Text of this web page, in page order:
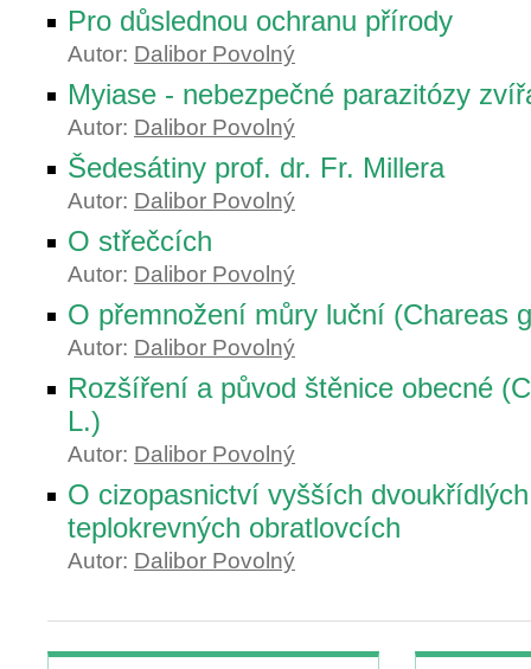
Pro důslednou ochranu přírody
Autor: Dalibor Povolný
Myiase - nebezpečné parazitózy
Autor: Dalibor Povolný
Šedesátiny prof. dr. Fr. Millera
Autor: Dalibor Povolný
O střečcích
Autor: Dalibor Povolný
O přemnožení můry luční (Chareas
Autor: Dalibor Povolný
Rozšíření a původ štěnice obecné
L.)
Autor: Dalibor Povolný
O cizopasnictví vyšších
teplokrevných obratlovcích
Autor: Dalibor Povolný